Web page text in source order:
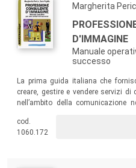
Margherita
D'IMMAGINE
Manuale
successo
La prima guida italiana che
creare, gestire e vendere servizi
nell’ambito della comunicazione
shopping, per personal trainer,
abbigliamento, tecnici di moda
cod.
1060.172